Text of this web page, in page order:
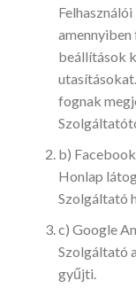
beállítások
fognak
b)
Honlap
Szolgáltató
c) Google
Szolgáltató
gyűjti.